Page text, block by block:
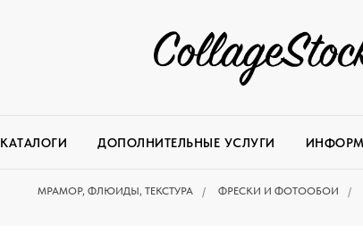
КАТАЛОГИ ДОПОЛНИТЕЛЬНЫЕ УСЛУГИ
МРАМОР, ФЛЮИДЫ, ТЕКСТУРА / ФРЕСКИ И ФОТООБОИ /